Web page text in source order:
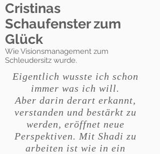
Cristinas
Schaufenster zum
Glück
Wie Visionsmanagement zum
Schleudersitz wurde.
Eigentlich wusste ich schon
immer was ich will.
Aber darin derart erkannt,
verstanden und bestärkt zu
werden, eröffnet neue
Perspektiven. Mit Shadi zu
arbeiten ist wie in ein